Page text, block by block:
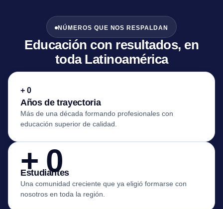
NÚMEROS QUE NOS RESPALDAN
Educación con resultados, en
toda Latinoamérica
+ 0
Años de trayectoria
Más de una década formando profesionales con
educación superior de calidad.
+ 0
Estudiantes
Una comunidad creciente que ya eligió formarse con
nosotros en toda la región.